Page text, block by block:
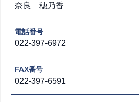
奈良 穂乃香
電話番号
022-397-6972
FAX番号
022-397-6591